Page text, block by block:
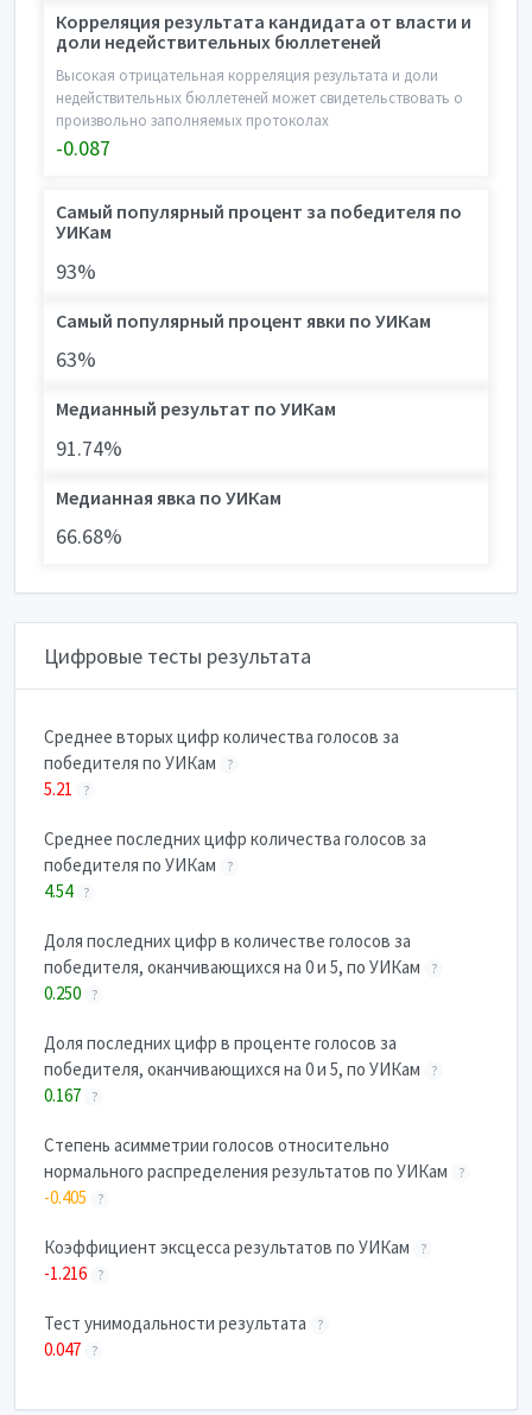
Корреляция результата кандидата от власти и
доли недействительных бюллетеней
Высокая отрицательная корреляция результата и доли
недействительных бюллетеней может свидетельствовать о
произвольно заполняемых протоколах
-0.087
Самый популярный процент за победителя по
УИКам
93%
Самый популярный процент явки по УИКам
63%
Медианный результат по УИКам
91.74%
Медианная явка по УИКам
66.68%
Цифровые тесты результата
Cреднее вторых цифр количества голосов за
победителя по УИКам
?
5.21 ?
Cреднее последних цифр количества голосов за
победителя по УИКам
?
4.54 ?
Доля последних цифр в количестве голосов за
победителя, оканчивающихся на 0 и 5, по УИКам
?
0.250 ?
Доля последних цифр в проценте голосов за
победителя, оканчивающихся на 0 и 5, по УИКам
?
0.167 ?
Степень асимметрии голосов относительно
нормального распределения результатов по УИКам
?
-0.405 ?
Коэффициент эксцесса результатов по УИКам ?
-1.216 ?
Тест унимодальности результата ?
0.047 ?